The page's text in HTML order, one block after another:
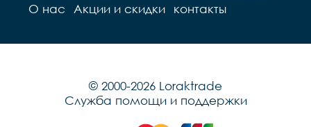
О нас
Акции и скидки контакты
© 2000-2026 Loraktrade
Служба помощи и поддержки